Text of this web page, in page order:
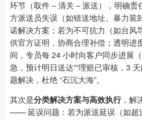
环节（取件 – 清关 – 派送），明确
方派送员失误（如错送地址、暴力装
诺解决方案；若为不可抗力（如台风
供官方证明，协商合理补偿；透明进
间，专员每 24 小时向客户同步进展
急，预计明日送达”“理赔已审核，3
题解决，杜绝 “石沉大海”。
其次是分类解决方案与高效执行，解
—— 延误问题：若为派送延误（如超